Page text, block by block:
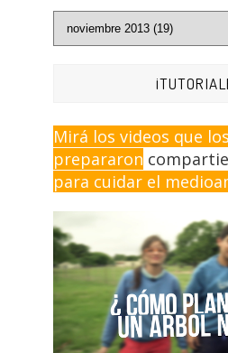
Mirá los videos que
prepararon
para cuidar el